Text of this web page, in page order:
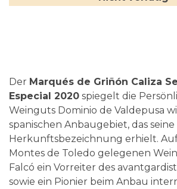
Der Marqués de Griñón Caliza
Especial 2020 spiegelt die
Weinguts Dominio de Valdepusa
spanischen Anbaugebiet, das
Herkunftsbezeichnung erhielt.
Montes de Toledo gelegenen
Falcó ein Vorreiter des
sowie ein Pionier beim Anbau